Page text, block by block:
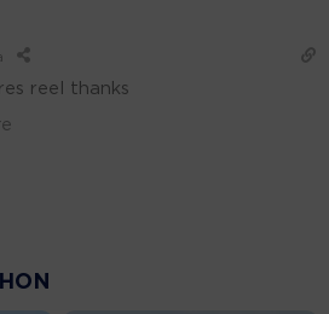
reel thanks